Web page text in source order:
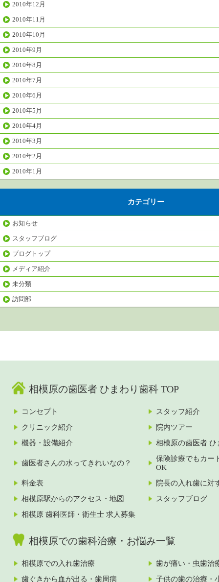
2010年12月
2010年11月
2010年10月
2010年9月
2010年8月
2010年7月
2010年6月
2010年5月
2010年4月
2010年3月
2010年2月
2010年1月
カテゴリー
お知らせ
スタッフブログ
ブログトップ
メディア紹介
未分類
訪問部
相模原の歯医者 ひまわり歯科 TOP
コンセプト
スタッフ紹介
クリニック紹介
院内ツアー
機器・設備紹介
相模原の歯医者 ひ
歯医者さんの水ってきれいなの？
保険診療でもカー
OK
料金表
院長の入れ歯に対
相模原駅からのアクセス・地図
スタッフブログ
相模原 歯科医師・衛生士 求人募集
相模原での歯科治療・お悩み一覧
相模原での入れ歯治療
歯が痛い・虫歯治
歯ぐきから血が出る・歯周病
子供の歯の治療・